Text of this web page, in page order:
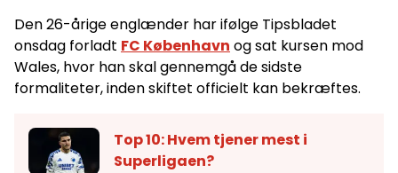
Den 26-årige englænder har ifølge Tipsbladet
onsdag forladt FC København og sat kursen mod
Wales, hvor han skal gennemgå de sidste
formaliteter, inden skiftet officielt kan bekræftes.
Top 10: Hvem tjener mest i
Superligaen?